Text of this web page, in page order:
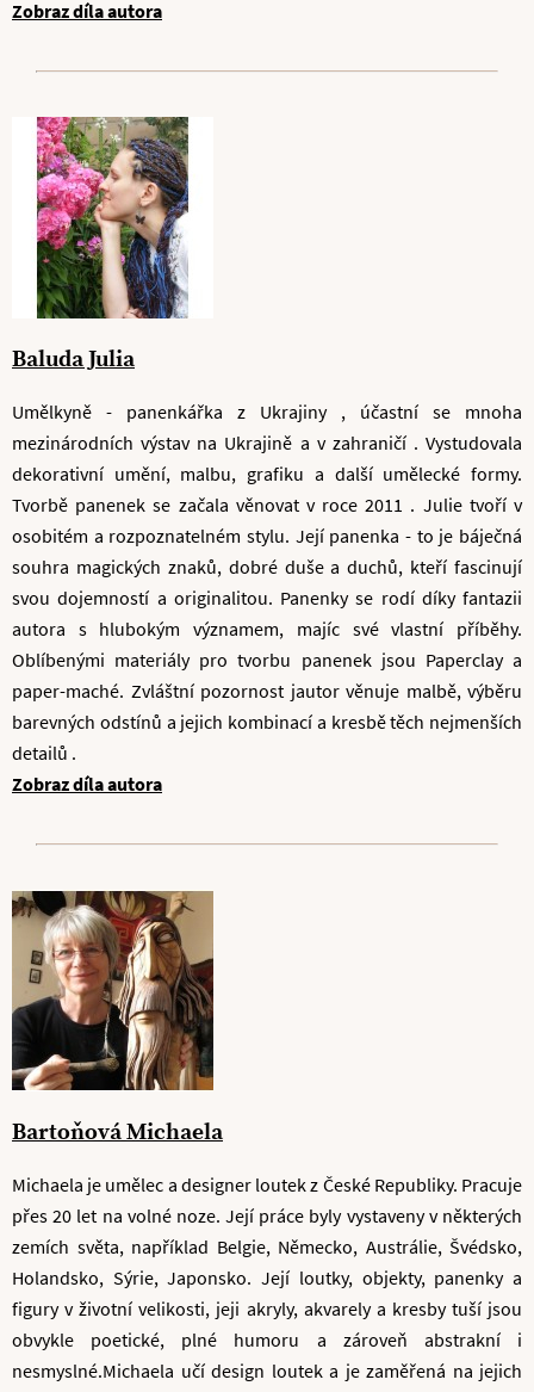
Zobraz díla autora
Baluda Julia
Umělkyně - panenkářka z Ukrajiny , účastní se mnoha
mezinárodních výstav na Ukrajině a v zahraničí . Vystudovala
dekorativní umění, malbu, grafiku a další umělecké formy.
Tvorbě panenek se začala věnovat v roce 2011 . Julie tvoří v
osobitém a rozpoznatelném stylu. Její panenka - to je báječná
souhra magických znaků, dobré duše a duchů, kteří fascinují
svou dojemností a originalitou. Panenky se rodí díky fantazii
autora s hlubokým významem, majíc své vlastní příběhy.
Oblíbenými materiály pro tvorbu panenek jsou Paperclay a
paper-maché. Zvláštní pozornost jautor věnuje malbě, výběru
barevných odstínů a jejich kombinací a kresbě těch nejmenších
detailů .
Zobraz díla autora
Bartoňová Michaela
Michaela je umělec a designer loutek z České Republiky. Pracuje
přes 20 let na volné noze. Její práce byly vystaveny v některých
zemích světa, například Belgie, Německo, Austrálie, Švédsko,
Holandsko, Sýrie, Japonsko. Její loutky, objekty, panenky a
figury v životní velikosti, jeji akryly, akvarely a kresby tuší jsou
obvykle poetické, plné humoru a zároveň abstrakní i
nesmyslné.Michaela učí design loutek a je zaměřená na jejich